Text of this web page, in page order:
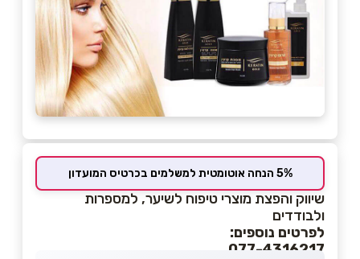
5% הנחה אוטומטית למשלמים בכרטיס המועדון
שיווק והפצת מוצרי טיפוח לשיער, למספרות
ולבודדים
לפרטים נוספים:
077-4316217